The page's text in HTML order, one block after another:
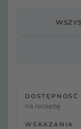
DOSTĘPNOŚĆ
na receptę
WSKAZANIA